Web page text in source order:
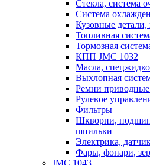
Стекла, система
Система
Кузовные детали,
Топливная
Тормозная
КПП JMC 1032
Масла,
Выхлопная
Ремни
Рулевое
Фильтры
Шкворни,
шпильки
Электрика,
Фары, фонари,